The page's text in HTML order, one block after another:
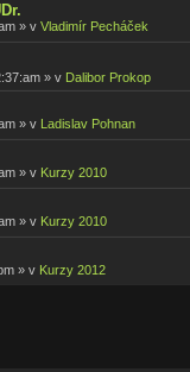
» v Vladimír Pecháček
» v Dalibor Prokop
» v Ladislav Pohnan
» v Kurzy 2010
» v Kurzy 2010
» v Kurzy 2012